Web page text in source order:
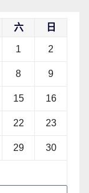
六 日
1 2
8 9
15 16
22 23
29 30